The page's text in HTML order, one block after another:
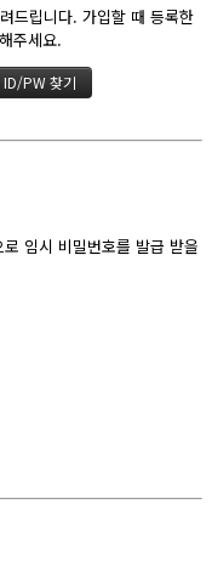
드립니다. 가입할 때 등록한
주세요.
임시 비밀번호를 발급 받을